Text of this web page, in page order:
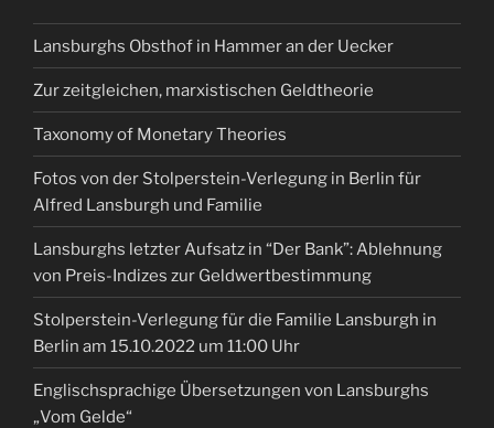
Lansburghs Obsthof in Hammer an der Uecker
Zur zeitgleichen, marxistischen Geldtheorie
Taxonomy of Monetary Theories
Fotos von der Stolperstein-Verlegung in Berlin für
Alfred Lansburgh und Familie
Lansburghs letzter Aufsatz in “Der Bank”: Ablehnung
von Preis-Indizes zur Geldwertbestimmung
Stolperstein-Verlegung für die Familie Lansburgh in
Berlin am 15.10.2022 um 11:00 Uhr
Englischsprachige Übersetzungen von Lansburghs
„Vom Gelde“